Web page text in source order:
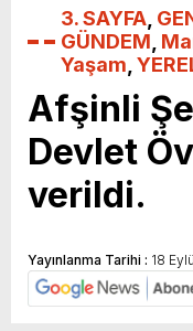
3. SAYFA
GÜNDEM
Yaşam
Afşinli
Devlet
verildi.
Yayınlanma Tarihi : 18